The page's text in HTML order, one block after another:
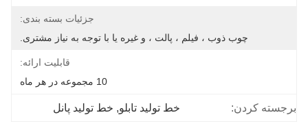
جزئیات بسته بندی:
چوب ذوب ، فیلم ، پالت ، و غیره یا با توجه به نیاز مشتری.
قابلیت ارائه:
10 مجموعه در هر ماه
برجسته کردن: خط تولید تابلو, خط تولید پانل